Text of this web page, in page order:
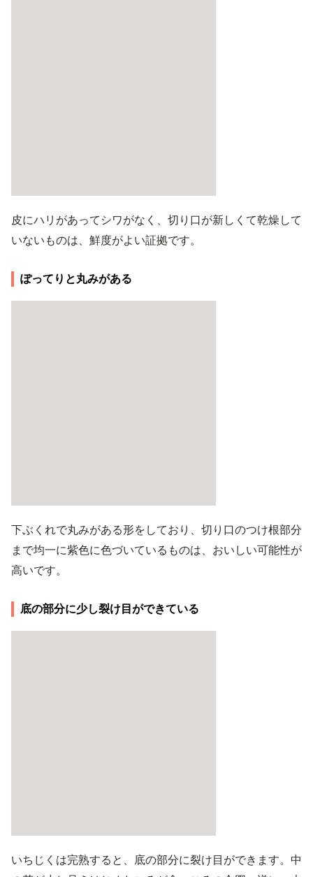
皮にハリがあってシワがなく、切り口が新しくて乾燥して
いないものは、鮮度がよい証拠です。
ぽってりと丸みがある
下ぶくれで丸みがある形をしており、切り口のつけ根部分
まで均一に紫色に色づいているものは、おいしい可能性が
高いです。
底の部分に少し裂け目ができている
いちじくは完熟すると、底の部分に裂け目ができます。中